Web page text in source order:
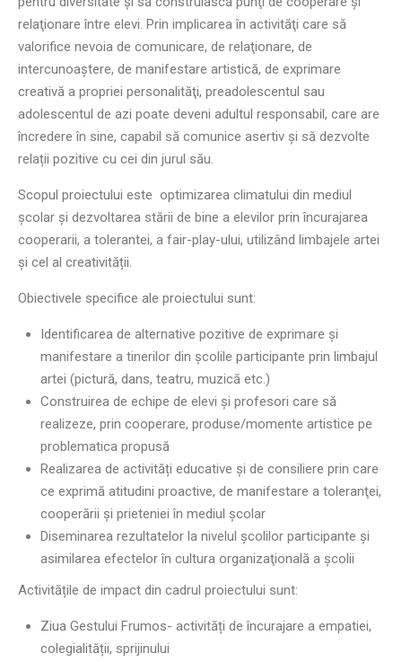
relaţionare între elevi. Prin implicarea în activităţi care să
valorifice nevoia de comunicare, de relaţionare, de
intercunoaştere, de manifestare artistică, de exprimare
creativă a propriei personalităţi, preadolescentul sau
adolescentul de azi poate deveni adultul responsabil, care are
încredere în sine, capabil să comunice asertiv și să dezvolte
relații pozitive cu cei din jurul său.
Scopul proiectului este optimizarea climatului din mediul
școlar şi dezvoltarea stării de bine a elevilor prin încurajarea
cooperarii, a tolerantei, a fair-play-ului, utilizând limbajele artei
și cel al creativității.
Obiectivele specifice ale proiectului sunt:
Identificarea de alternative pozitive de exprimare şi
manifestare a tinerilor din şcolile participante prin limbajul
artei (pictură, dans, teatru, muzică etc.)
Construirea de echipe de elevi și profesori care să
realizeze, prin cooperare, produse/momente artistice pe
problematica propusă
Realizarea de activități educative și de consiliere prin care
ce exprimă atitudini proactive, de manifestare a toleranţei,
cooperării și prieteniei în mediul școlar
Diseminarea rezultatelor la nivelul şcolilor participante şi
asimilarea efectelor în cultura organizaţională a şcolii
Activitățile de impact din cadrul proiectului sunt:
Ziua Gestului Frumos- activități de încurajare a empatiei,
colegialității, sprijinului